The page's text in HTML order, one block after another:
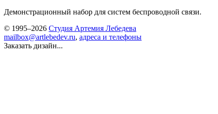
Демонстрационный набор для систем беспроводной связи.
© 1995–2026 Студия Артемия Лебедева
mailbox@artlebedev.ru, адреса и телефоны
Заказать дизайн...